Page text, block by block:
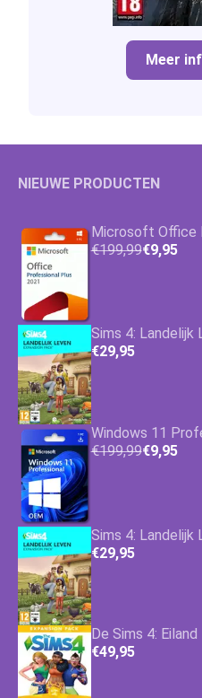
Meer
NIEUWE PRODUCTEN
Microsoft Office
€199,99€9,95
Sims 4: Landelijk
€29,95
Windows 11
€199,99€9,95
Sims 4: Landelijk
€29,95
De Sims 4: Eiland
€49,95